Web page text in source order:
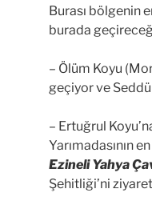
Burası bölgenin
burada
– Ölüm Koyu
geçiyor ve
– Ertuğrul
Yarımadasının
Ezineli Yahya
Şehitliği’ni